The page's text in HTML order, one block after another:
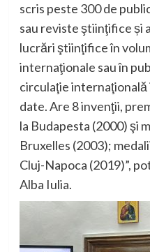
scris peste 300 de
sau reviste ştiinţifice și
lucrări ştiinţifice în
internaţionale sau în
circulaţie internaţională
date.Are 8 invenţii,
la Budapesta (2000) şi
Bruxelles (2003);
Cluj-Napoca (2019)”,
Alba Iulia.